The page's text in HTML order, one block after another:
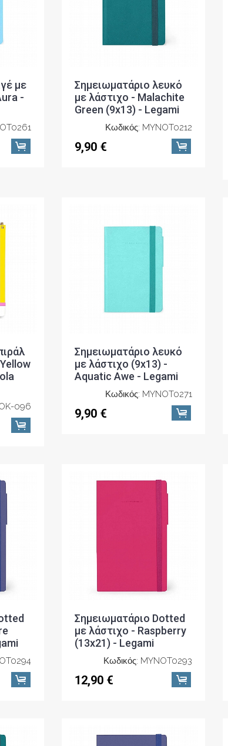
με
-
Σημειωματάριο λευκό
με λάστιχο - Malachite
Green (9x13) - Legami
Κωδικός: MYNOT0212
9,90 €
096
Σημειωματάριο λευκό
με λάστιχο (9x13) -
Aquatic Awe - Legami
Κωδικός: MYNOT0271
9,90 €
Σημειωματάριο Dotted
με λάστιχο - Raspberry
(13x21) - Legami
Κωδικός: MYNOT0293
12,90 €